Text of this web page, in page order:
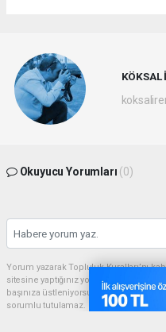
KÖKSAL
Okuyucu Yorumları (0)
Yorum yazarak Topluluk Kuralları’nı
sitesine yaptığınız yorumunuzla ilgili
başınıza üstleniyorsunuz. Yazılan
sorumlu tutulamaz.